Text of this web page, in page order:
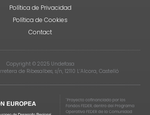
Política de Privacidad
Política de Cookies
Contact
Copyright © 2025 Undefasa
de Ribesalbes, s/n, 12110 L’Alcora, Castelló